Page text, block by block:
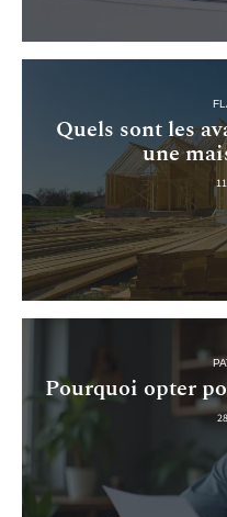
Quels sont les
une
Pourquoi opter